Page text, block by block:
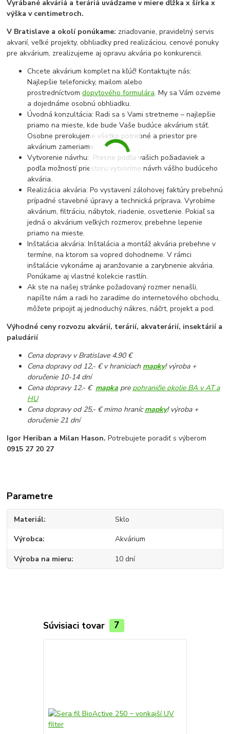
Vyrábané akváriá a teráriá uvádzame v miere dĺžka x šírka x
výška v centimetroch.
V Bratislave a okolí ponúkame: zriaďovanie, pravidelný servis
akvarií, veľké projekty, obhliadky pred realizáciou, cenové ponuky
pre akvárium, zrealizujeme aj opravu akvária po konkurencii.
Chcete akvárium komplet na kľúč! Kontaktujte nás:
Najlepšie telefonicky, mailom alebo
prostredníctvomdopytového formulára. My sa Vám ozveme
a dojednáme osobnú obhliadku.
Úvodná konzultácia: Radi sa s Vami stretneme – najlepšie
priamo na mieste, kde bude Vaše budúce akvárium stáť.
Osobne prerokujeme všetko potrebné a priestor pre
akvárium zameriame.
Vytvorenie návrhu: Presne podľa vašich požiadaviek a
podľa možností priestoru vytvoríme návrh vášho budúceho
akvária.
Realizácia akvária: Po vystavení zálohovej faktúry prebehnú
prípadné stavebné úpravy a technická príprava. Vyrobíme
akvárium, filtráciu, nábytok, riadenie, osvetlenie. Pokiaľ sa
jedná o akvárium veľkých rozmerov, prebehne lepenie
priamo na mieste.
Inštalácia akvária: Inštalácia a montáž akvária prebehne v
termíne, na ktorom sa vopred dohodneme. V rámci
inštalácie vykonáme aj aranžovanie a zarybnenie akvária.
Ponúkame aj vlastné kolekcie rastlín.
Ak ste na našej stránke požadovaný rozmer nenašli,
napíšte nám a radi ho zaradíme do internetového obchodu,
môžete pripojiť aj jednoduchý nákres, náčrt, projekt a pod.
Výhodné ceny rozvozu akvárií, terárií, akvaterárií, insektárií a
paludárií
Cena dopravy v Bratislave 4.90 €
Cena dopravy od 12,- € v hraniciach mapky! výroba +
doručenie 10-14 dní
Cena dopravy 12.- € mapka pre pohraničie okolie BA v AT a
HU
Cena dopravy od 25,- € mimo hranícmapky! výroba +
doručenie 21 dní
Igor Heriban a Milan Hason.Potrebujete poradiť s výberom
0915 27 20 27
Parametre
Materiál Sklo
Výrobca Akvárium
Výroba na mieru 10 dní
Súvisiaci tovar 7